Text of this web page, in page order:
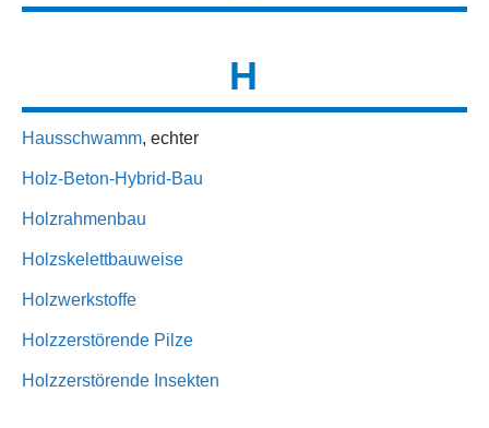
H
Hausschwamm, echter
Holz-Beton-Hybrid-Bau
Holzrahmenbau
Holzskelettbauweise
Holzwerkstoffe
Holzzerstörende Pilze
Holzzerstörende Insekten